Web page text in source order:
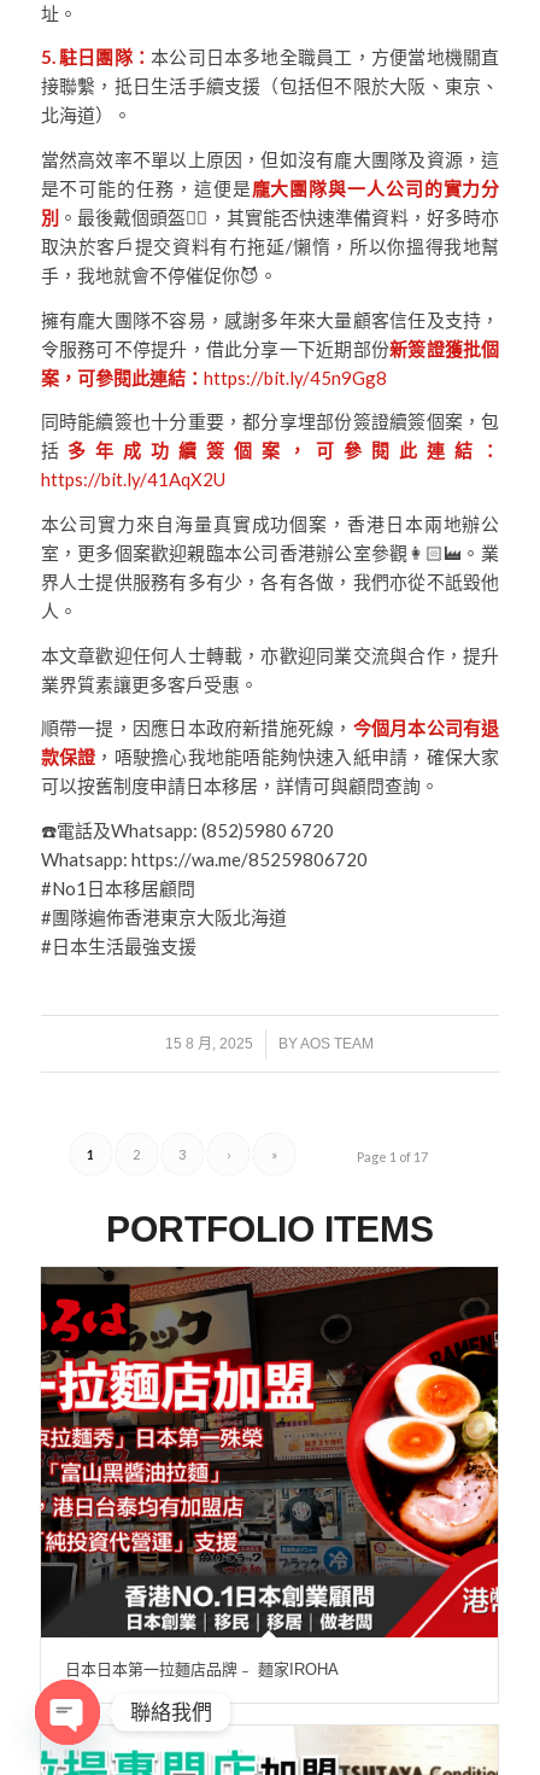
址。
5. 駐日團隊：本公司日本多地全職員工，方便當地機關直
接聯繫，抵日生活手續支援（包括但不限於大阪、東京、
北海道）。
當然高效率不單以上原因，但如沒有龐大團隊及資源，這
是不可能的任務，這便是龐大團隊與一人公司的實力分
別 。最後戴個頭盔👷‍♀️，其實能否快速準備資料，好多時亦
取決於客戶提交資料有冇拖延/懶惰，所以你搵得我地幫
手，我地就會不停催促你😈。
擁有龐大團隊不容易，感謝多年來大量顧客信任及支持，
令服務可不停提升，借此分享一下近期部份新簽證獲批個
案，可參閱此連結： https://bit.ly/45n9Gg8
同時能續簽也十分重要，都分享埋部份簽證續簽個案，包
括 多年成功續簽個案，可參閱此連結：
https://bit.ly/41AqX2U
本公司實力來自海量真實成功個案，香港日本兩地辦公
室，更多個案歡迎親臨本公司香港辦公室參觀👩🏻‍🏭。業
界人士提供服務有多有少，各有各做，我們亦從不詆毀他
人。
本文章歡迎任何人士轉載，亦歡迎同業交流與合作，提升
業界質素讓更多客戶受惠。
順帶一提，因應日本政府新措施死線， 今個月本公司有退
款保證，唔駛擔心我地能唔能夠快速入紙申請，確保大家
可以按舊制度申請日本移居，詳情可與顧問查詢。
☎️電話及Whatsapp: (852)5980 6720
Whatsapp: https://wa.me/85259806720
#No1日本移居顧問
#團隊遍佈香港東京大阪北海道
#日本生活最強支援
15 8 月, 2025
/ BYAOS TEAM
Page 1 of 17
1 2 3 › »
PORTFOLIO ITEMS
日本日本第一拉麵店品牌﹣ 麵家IROHA
聯絡我們
Open
chaty